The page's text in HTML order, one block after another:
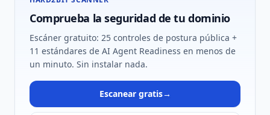
Comprueba la seguridad de tu dominio
Escáner gratuito: 25 controles de postura pública +
11 estándares de AI Agent Readiness en menos de
un minuto. Sin instalar nada.
Escanear gratis→